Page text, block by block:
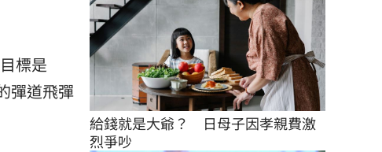
標是
彈道飛彈
給錢就是大爺？　日母子因孝親費激
烈爭吵